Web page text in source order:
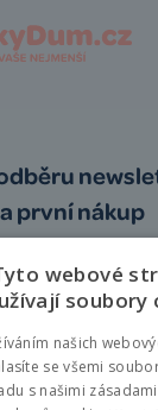
první nákup
zpracování
webové
soubory
našich
se všemi
s našimi